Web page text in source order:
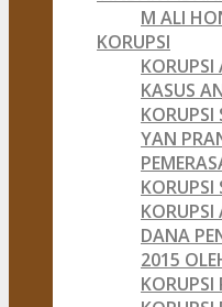
M ALI
KORUPSI
KASUS
KORUPSI
YAN
KORUPSI
DANA
2015